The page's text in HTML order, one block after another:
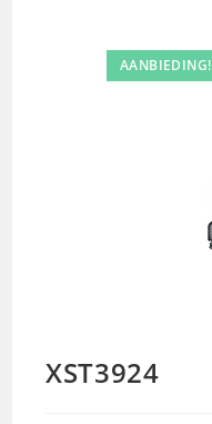
AANBIEDING!
XST3924